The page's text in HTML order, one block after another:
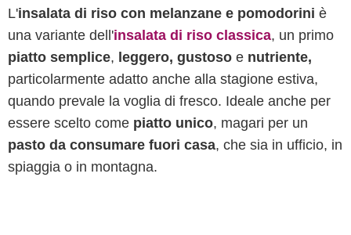
L'insalata di riso con melanzane e pomodorini è
una variante dell'insalata di riso classica, un primo
piatto semplice, leggero, gustoso e nutriente,
particolarmente adatto anche alla stagione estiva,
quando prevale la voglia di fresco. Ideale anche per
essere scelto come piatto unico, magari per un
pasto da consumare fuori casa, che sia in ufficio, in
spiaggia o in montagna.